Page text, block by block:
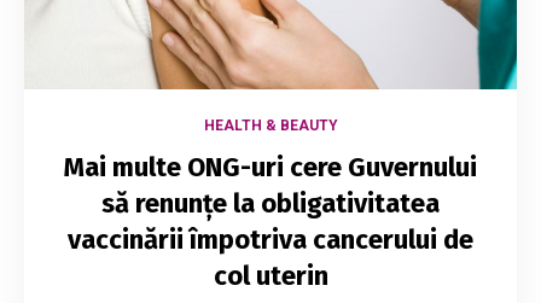
HEALTH & BEAUTY
Mai multe ONG-uri cere Guvernului
să renunțe la obligativitatea
vaccinării împotriva cancerului de
col uterin